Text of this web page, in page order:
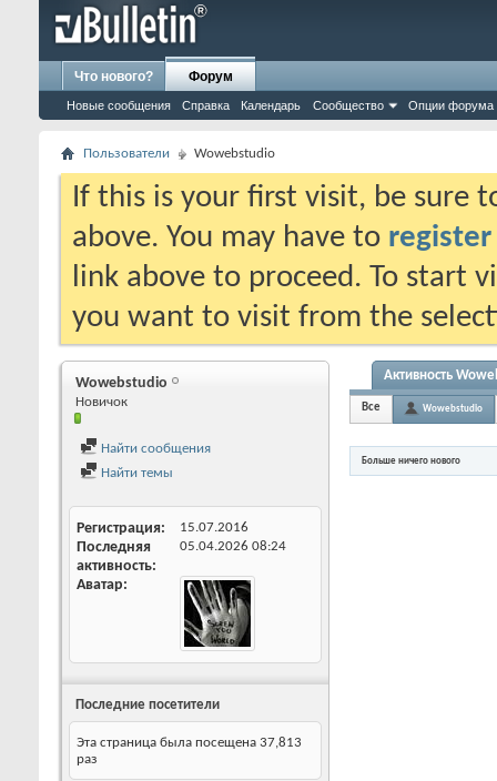
Что нового? Форум
Новые сообщения Справка Календарь Сообщество Опции форума
Пользователи Wowebstudio
If this is your first visit, be sure
above. You may have to register
link above to proceed. To start
you want to visit from the
Wowebstudio
Новичок
Найти сообщения
Найти темы
Регистрация 15.07.2016
Последняя
активность
05.04.2026 08:24
Аватар
Последние посетители
Эта страница была посещена 37,813
раз
Активность
Все Wowebstudio
Больше ничего нового